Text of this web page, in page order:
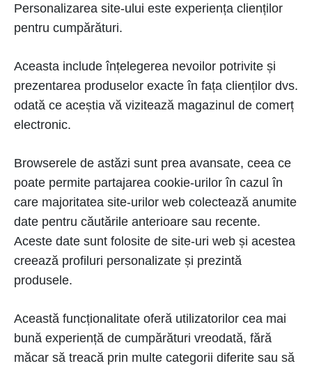
Personalizarea site-ului este experiența clienților
pentru cumpărături.
Aceasta include înțelegerea nevoilor potrivite și
prezentarea produselor exacte în fața clienților dvs.
odată ce aceștia vă vizitează magazinul de comerț
electronic.
Browserele de astăzi sunt prea avansate, ceea ce
poate permite partajarea cookie-urilor în cazul în
care majoritatea site-urilor web colectează anumite
date pentru căutările anterioare sau recente.
Aceste date sunt folosite de site-uri web și acestea
creează profiluri personalizate și prezintă
produsele.
Această funcționalitate oferă utilizatorilor cea mai
bună experiență de cumpărături vreodată, fără
măcar să treacă prin multe categorii diferite sau să